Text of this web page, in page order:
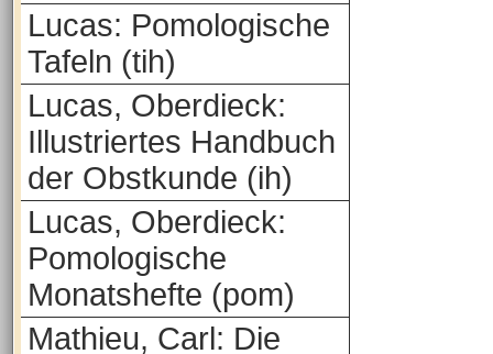
Lucas: Pomologische
Tafeln (tih)
Lucas, Oberdieck:
Illustriertes Handbuch
der Obstkunde (ih)
Lucas, Oberdieck:
Pomologische
Monatshefte (pom)
Mathieu, Carl: Die